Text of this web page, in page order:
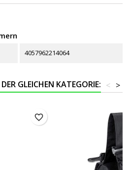
4057962214064
GLEICHEN KATEGORIE: >
<
favorite_border